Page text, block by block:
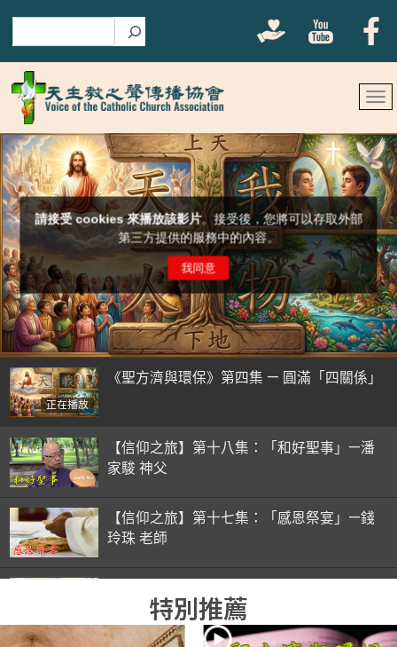
正在播放
《聖方濟與環保》第四集 — 圓滿「四關係」
【信仰之旅】第十八集：「和好聖事」—潘
家駿 神父
【信仰之旅】第十七集：「感恩祭宴」—錢
玲珠 老師
錢玲珠 老師特別推薦